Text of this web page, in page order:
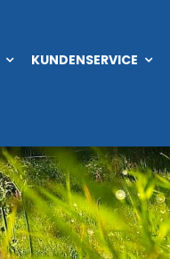
KUNDENSERVICE